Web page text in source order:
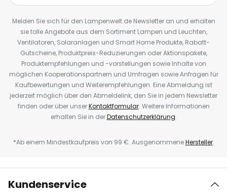
Melden Sie sich für den Lampenwelt.de Newsletter an und erhalten
sie tolle Angebote aus dem Sortiment Lampen und Leuchten,
Ventilatoren, Solaranlagen und Smart Home Produkte, Rabatt-
Gutscheine, Produktpreis-Reduzierungen oder Aktionspakete,
Produktempfehlungen und -vorstellungen sowie Inhalte von
möglichen Kooperationspartnern und Umfragen sowie Anfragen für
Kaufbewertungen und Weiterempfehlungen. Eine Abmeldung ist
jederzeit möglich über den Abmeldelink, den Sie in jedem Newsletter
finden oder über unserKontaktformular. Weitere Informationen
erhalten Sie in derDatenschutzerklärung.
*Ab einem Mindestkaufpreis von 99 €. AusgenommeneHersteller.
Kundenservice